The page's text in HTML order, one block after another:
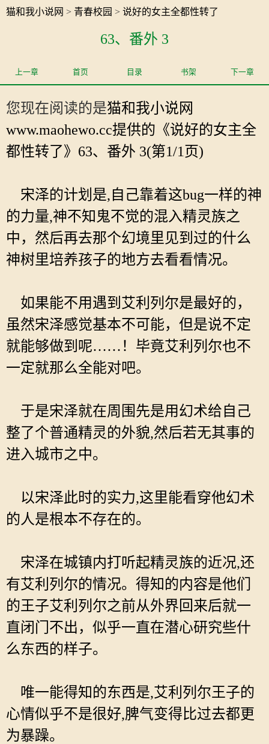
猫和我小说网 > 青春校园 > 说好的女主全都性转了
63、番外 3
上一章 首页 目录 书架 下一章
您现在阅读的是猫和我小说网
www.maohewo.cc提供的《说好的女主全
都性转了》63、番外 3(第1/1页)
宋泽的计划是,自己靠着这bug一样的神
的力量,神不知鬼不觉的混入精灵族之
中，然后再去那个幻境里见到过的什么
神树里培养孩子的地方去看看情况。
如果能不用遇到艾利列尔是最好的，
虽然宋泽感觉基本不可能，但是说不定
就能够做到呢……！毕竟艾利列尔也不
一定就那么全能对吧。
于是宋泽就在周围先是用幻术给自己
整了个普通精灵的外貌,然后若无其事的
进入城市之中。
以宋泽此时的实力,这里能看穿他幻术
的人是根本不存在的。
宋泽在城镇内打听起精灵族的近况,还
有艾利列尔的情况。得知的内容是他们
的王子艾利列尔之前从外界回来后就一
直闭门不出，似乎一直在潜心研究些什
么东西的样子。
唯一能得知的东西是,艾利列尔王子的
心情似乎不是很好,脾气变得比过去都更
为暴躁。